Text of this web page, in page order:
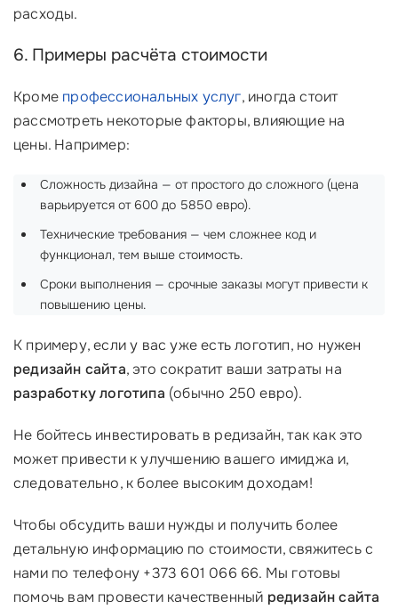
расходы.
6. Примеры расчёта стоимости
Кроме профессиональных услуг, иногда стоит
рассмотреть некоторые факторы, влияющие на
цены. Например:
Сложность дизайна — от простого до сложного (цена
варьируется от 600 до 5850 евро).
Технические требования — чем сложнее код и
функционал, тем выше стоимость.
Сроки выполнения — срочные заказы могут привести к
повышению цены.
К примеру, если у вас уже есть логотип, но нужен
редизайн сайта, это сократит ваши затраты на
разработку логотипа (обычно 250 евро).
Не бойтесь инвестировать в редизайн, так как это
может привести к улучшению вашего имиджа и,
следовательно, к более высоким доходам!
Чтобы обсудить ваши нужды и получить более
детальную информацию по стоимости, свяжитесь с
нами по телефону +373 601 066 66. Мы готовы
помочь вам провести качественный редизайн сайта